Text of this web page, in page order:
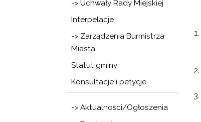
-> Uchwały Rady Miejskiej
Interpelacje
-> Zarządzenia Burmistrza
Miasta
Statut gminy
Konsultacje i petycje
-> Aktualności/Ogłoszenia